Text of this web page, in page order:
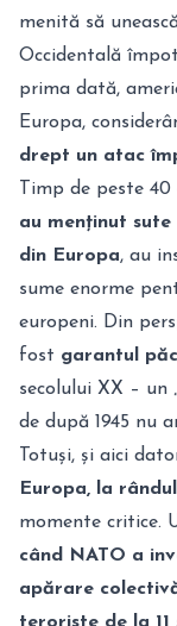
menită să
Occidentală
prima dată,
Europa,
drept un atac
Timp de peste
au menținut
din Europa, au
sume enorme
europeni. Din
fost garantul
secolului XX – un
de după 1945 nu
Totuși, și aici
Europa, la
momente critice.
când NATO a
apărare
teroriste de la 11